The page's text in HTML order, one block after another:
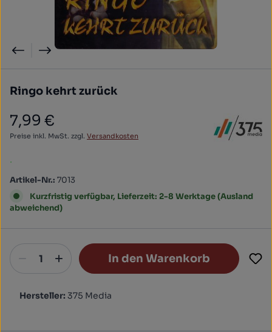
Ringo kehrt zurück
Regulärer Preis:
7,99 €
Preise inkl. MwSt. zzgl. Versandkosten
.
Artikel-Nr.: 7013
Kurzfristig verfügbar, Lieferzeit: 2-8 Werktage (Ausland
abweichend)
In den Warenkorb
Hersteller: 375 Media